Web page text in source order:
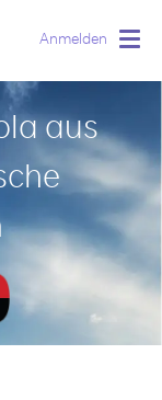
Anmelden
aus